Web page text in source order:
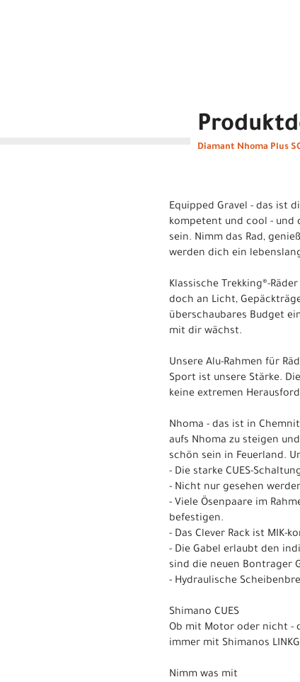
Diamant Nhoma Plus
Equipped Gravel - das ist
kompetent und cool - und
sein. Nimm das Rad,
werden dich ein
Klassische Trekking®-
doch an Licht,
überschaubares Budget
mit dir wächst.
Unsere Alu-Rahmen für
Sport ist unsere Stärke.
keine extremen
Nhoma - das ist in
aufs Nhoma zu steigen
schön sein in Feuerland.
- Die starke CUES-
- Nicht nur gesehen
- Viele Ösenpaare im
befestigen.
- Das Clever Rack ist
- Die Gabel erlaubt den
sind die neuen Bontrager
- Hydraulische
Shimano CUES
Ob mit Motor oder nicht -
immer mit Shimanos
Nimm was mit